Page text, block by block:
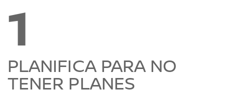
1
PLANIFICA PARA NO
TENER PLANES